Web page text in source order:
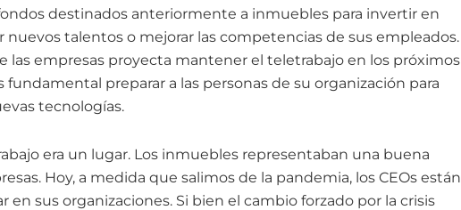
destinados anteriormente a inmuebles para invertir en
nuevos talentos o mejorar las competencias de sus empleados.
las empresas proyecta mantener el teletrabajo en los próximos
fundamental preparar a las personas de su organización para
tecnologías.
era un lugar. Los inmuebles representaban una buena
Hoy, a medida que salimos de la pandemia, los CEOs están
en sus organizaciones. Si bien el cambio forzado por la crisis